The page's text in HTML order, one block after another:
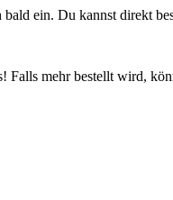
ein. Du kannst direkt
mehr bestellt wird,